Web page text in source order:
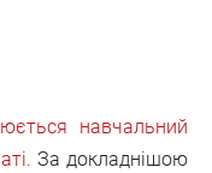
навчальний
За докладнішою